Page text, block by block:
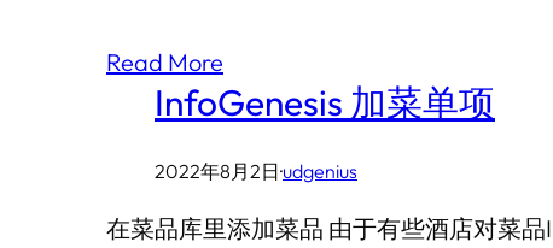
Read More
InfoGenesis 加菜单项
2022年8月2日·udgenius
在菜品库里添加菜品 由于有些酒店对菜